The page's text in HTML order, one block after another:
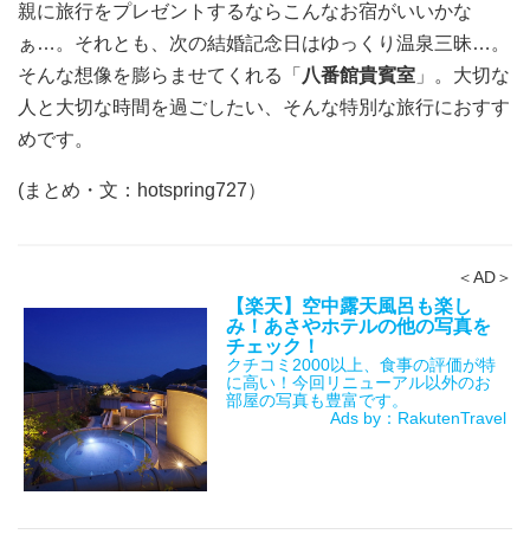
親に旅行をプレゼントするならこんなお宿がいいかな
ぁ…。それとも、次の結婚記念日はゆっくり温泉三昧…。
そんな想像を膨らませてくれる「 八番館貴賓室 」。大切な
人と大切な時間を過ごしたい、そんな特別な旅行におすす
めです。
(まとめ・文：hotspring727）
＜AD＞
【楽天】空中露天風呂も楽し
み！あさやホテルの他の写真を
チェック！
クチコミ2000以上、食事の評価が特
に高い！今回リニューアル以外のお
部屋の写真も豊富です。
Ads by：RakutenTravel